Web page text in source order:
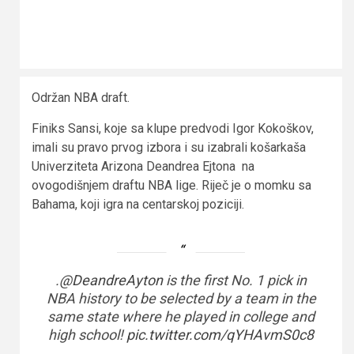
Održan NBA draft.
Finiks Sansi, koje sa klupe predvodi Igor Kokoškov,
imali su pravo prvog izbora i su izabrali košarkaša
Univerziteta Arizona Deandrea Ejtona na
ovogodišnjem draftu NBA lige. Riječ je o momku sa
Bahama, koji igra na centarskoj poziciji.
.@DeandreAytonis the first No. 1 pick in
NBA history to be selected by a team in the
same state where he played in college and
high school!pic.twitter.com/qYHAvmS0c8